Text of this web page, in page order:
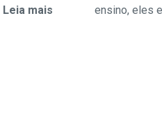
Leia mais
ensino, eles